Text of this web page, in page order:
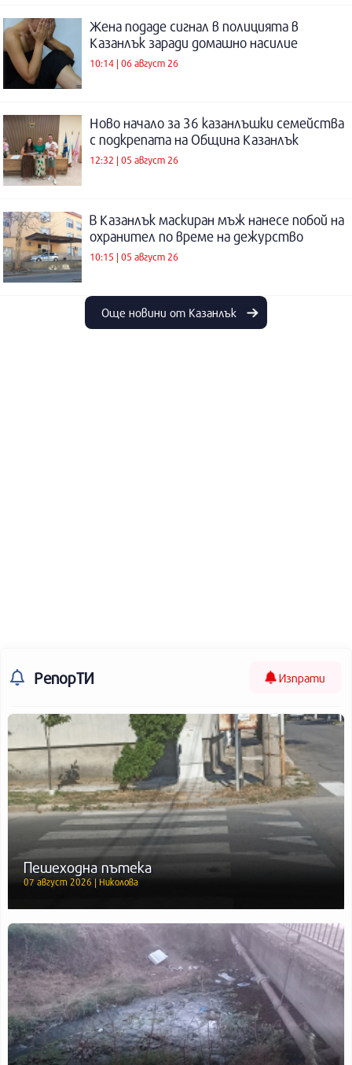
Жена подаде сигнал в полицията в
Казанлък заради домашно насилие
10:14 | 06 август 26
Ново начало за 36 казанлъшки семейства
с подкрепата на Община Казанлък
12:32 | 05 август 26
В Казанлък маскиран мъж нанесе побой на
охранител по време на дежурство
10:15 | 05 август 26
Още новини от Казанлък
РепорТИ Изпрати
Пешеходна пътека
07 август 2026 | Николова